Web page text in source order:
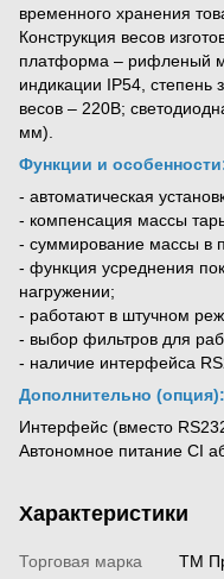
временного хранения
Конструкция весов
платформа – рифленый
индикации IP54, степень
весов – 220В;
мм).
Функции и
- автоматическая
- компенсация массы
- суммирование массы в
- функция усреднения
нагружении;
- работают в штучном
- выбор фильтров для
- наличие интерфейса
Дополнительно (опция):
Интерфейс (вместо
Автономное питание СІ
Характеристики
Торговая марка
ТМ